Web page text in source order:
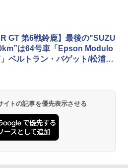
GT 第6戦鈴鹿】最後の"SUZU
は64号車「Epson Modulo
ベルトラン・バゲット/松浦孝
トの記事を優先表示させる